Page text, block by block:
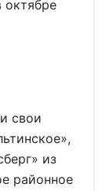
свои
из
районное